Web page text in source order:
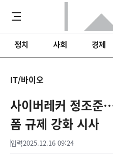
정치 사회 경제
IT/바이오
사이버레커 정조준
폼 규제 강화 시사
입력2025.12.16 09:24